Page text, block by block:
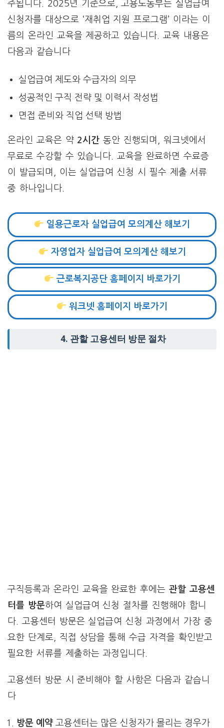
주됩니다. 2025년 기준으로, 고용노동부는 실업급여
신청자를 대상으로 ‘재취업 지원 프로그램’ 이라는 이
름의 온라인 교육을 제공하고 있습니다. 교육 내용은
다음과 같습니다
실업급여 제도와 수급자의 의무
성공적인 구직 전략 및 이력서 작성법
면접 준비와 직업 선택 방법
온라인 교육은 약 2시간 동안 진행되며, 워크넷에서
무료로 수강할 수 있습니다. 교육을 완료하면 수료증
이 발급되며, 이는 실업급여 신청 시 필수 제출 서류
중 하나입니다.
일용근로자 실업급여 모의계산 해보기
자영업자 실업급여 모의계산 해보기
근로복지공단 홈페이지 바로가기
워크넷 홈페이지 바로가기
4. 관할 고용센터 방문 절차
구직등록과 온라인 교육을 완료한 후에는 관할 고용센
터를 방문하여 실업급여 신청 절차를 진행해야 합니
다. 고용센터 방문은 실업급여 신청 과정에서 가장 중
요한 단계로, 직접 상담을 통해 수급 자격을 확인받고
필요한 서류를 제출하는 과정입니다.
고용센터 방문 시 준비해야 할 사항은 다음과 같습니
다
방문 예약 고용센터는 많은 신청자가 몰리는 경우가